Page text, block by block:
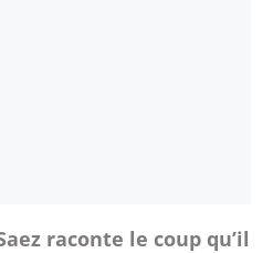
raconte le coup qu’il